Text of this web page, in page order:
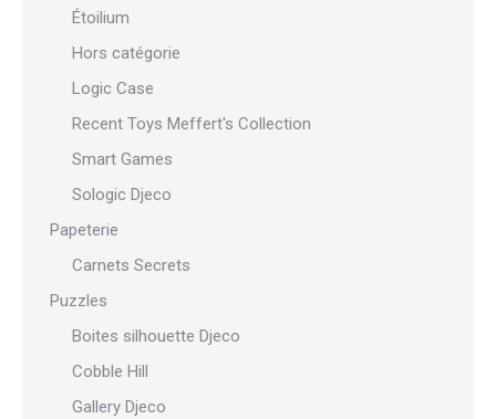
Étoilium
Hors catégorie
Logic Case
Recent Toys Meffert's Collection
Smart Games
Sologic Djeco
Papeterie
Carnets Secrets
Puzzles
Boites silhouette Djeco
Cobble Hill
Gallery Djeco